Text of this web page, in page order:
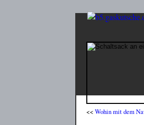
<<Wohin mit dem